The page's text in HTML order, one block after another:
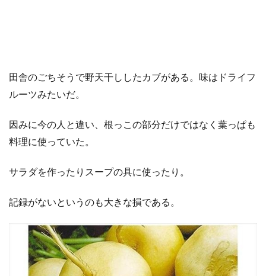
田舎のごちそうで野天干ししたカブがある。味はドライフ
ルーツみたいだ。
因みに今の人と違い、根っこの部分だけではなく葉っぱも
料理に使っていた。
サラダを作ったりスープの具に使ったり。
記録がないというのも大きな損である。